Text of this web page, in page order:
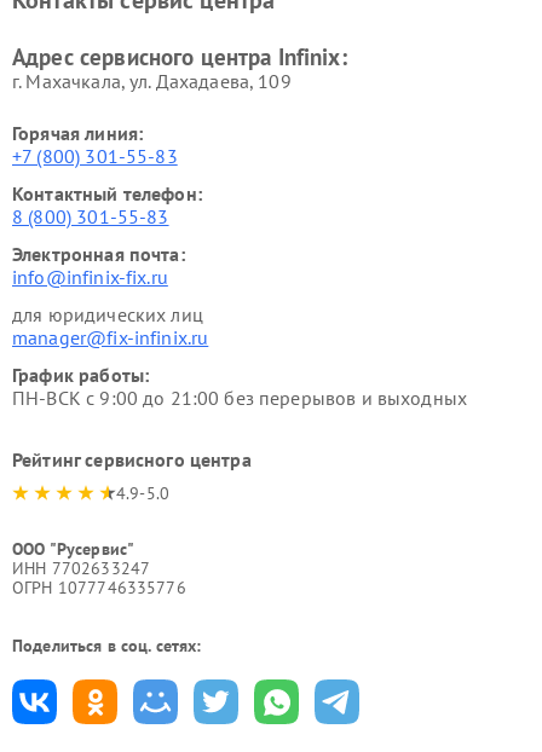
Адрес сервисного центра Infinix:
г. Махачкала, ул. Дахадаева, 109
Горячая линия:
+7 (800) 301-55-83
Контактный телефон:
8 (800) 301-55-83
Электронная почта:
info@infinix-fix.ru
для юридических лиц
manager@fix-infinix.ru
График работы:
ПН-ВСК с 9:00 до 21:00 без перерывов и выходных
Рейтинг сервисного центра
4.9-5.0
ООО "Русервис"
ИНН 7702633247
ОГРН 1077746335776
Поделиться в соц. сетях: